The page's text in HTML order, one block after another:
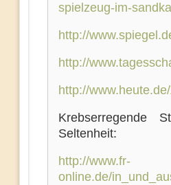
spielzeug-im-
http://
http://
http://
Krebserregende
Seltenheit:
http://www.fr-
online.de/